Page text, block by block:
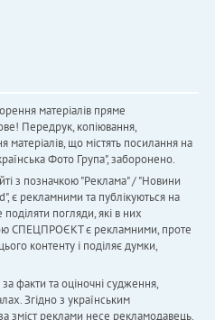
матеріалів пряме
Передрук, копіювання,
матеріалів, що містять посилання на
Фото Група", заборонено.
з позначкою "Реклама" / "Новини
є рекламними та публікуються на
погляди, які в них
СПЕЦПРОЄКТ є рекламними, проте
контенту і поділяє думки,
факти та оціночні судження,
Згідно з українським
зміст реклами несе рекламодавець.